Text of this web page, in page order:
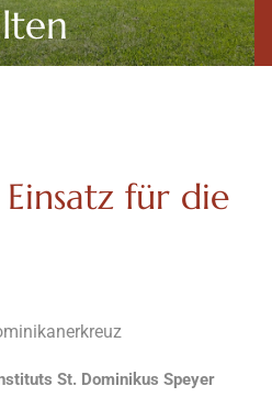
für die
St. Dominikus Speyer